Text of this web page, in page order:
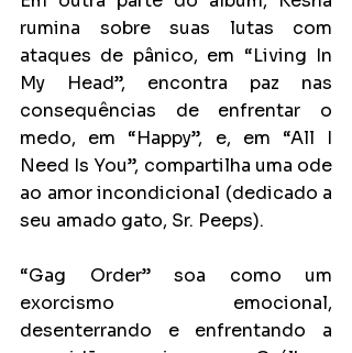
rumina sobre suas lutas com
ataques de pânico, em “Living In
My Head”, encontra paz nas
consequências de enfrentar o
medo, em “Happy”, e, em “All I
Need Is You”, compartilha uma ode
ao amor incondicional (dedicado a
seu amado gato, Sr. Peeps).
“Gag Order” soa como um
exorcismo emocional,
desenterrando e enfrentando a